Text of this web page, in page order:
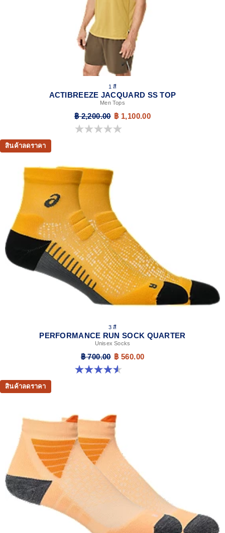
1 สี
ACTIBREEZE JACQUARD SS TOP
Men Tops
฿ 2,200.00 ฿ 1,100.00
0.0 จาก 5 ดาว
สินค้าลดราคา
3 สี
PERFORMANCE RUN SOCK QUARTER
Unisex Socks
฿ 700.00 ฿ 560.00
4.6 จาก 5 ดาว 20 รีวิว
สินค้าลดราคา